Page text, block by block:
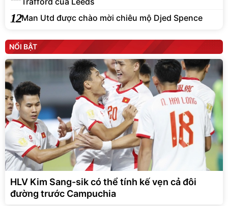
12Man Utd được chào mời chiêu mộ Djed Spence
NỔI BẬT
HLV Kim Sang-sik có thể tính kế vẹn cả đôi
đường trước Campuchia